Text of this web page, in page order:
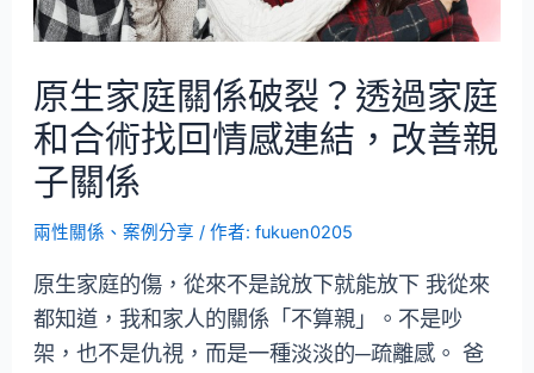
原生家庭關係破裂？透過家庭
和合術找回情感連結，改善親
子關係
兩性關係 、案例分享 / 作者:fukuen0205
原生家庭的傷，從來不是說放下就能放下 我從來
都知道，我和家人的關係「不算親」。不是吵
架，也不是仇視，而是一種淡淡的─疏離感。 爸